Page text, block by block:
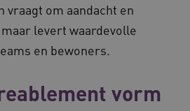
vraagt om aandacht en
levert waardevolle
en bewoners.
vorm